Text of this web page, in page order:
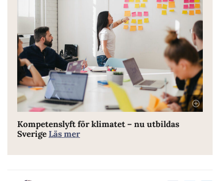
Kompetenslyft för klimatet – nu utbildas
SverigeLäs mer